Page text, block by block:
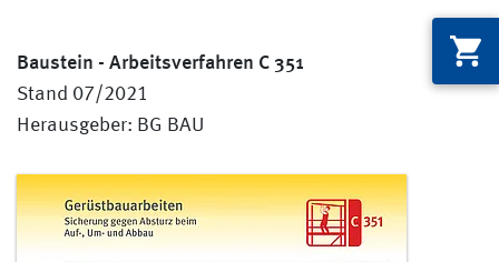
Baustein - Arbeitsverfahren C 351
Stand 07/2021
Herausgeber: BG BAU